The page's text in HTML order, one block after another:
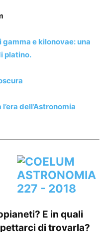
e kilonovae: una
platino.
dell’Astronomia
E in quali
di trovarla?